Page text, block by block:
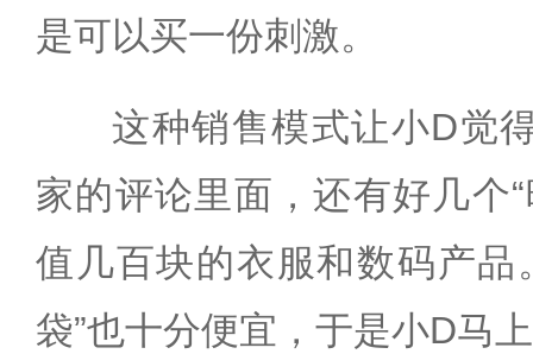
是可以买一份刺激。
这种销售模式让小D觉
家的评论里面，还有好几个
值几百块的衣服和数码产品
袋”也十分便宜，于是小D马